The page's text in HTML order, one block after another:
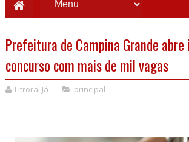
Prefeitura de Campina Grande
concurso com mais de mil vagas
Litroral Já principal